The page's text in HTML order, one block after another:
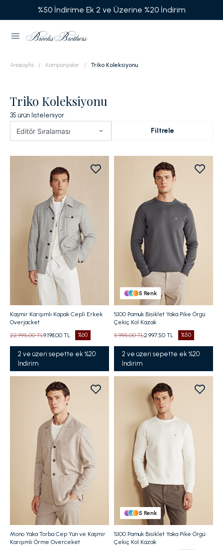
Garanti BBVA'ya Özel Vade Farksız 6 Taksit
Anasayfa Kampanyalar Triko Koleksiyonu
Triko Koleksiyonu
35 ürün listeleniyor
Editör Sıralaması Filtrele
Kaşmir Karışımlı Kapak Cepli Erkek
Overjacket
22.995,00 TL9.198,00 TL %60
2 ve üzeri sepette ek %20
İndirim
5 Renk
%100 Pamuk Bisiklet Yaka Pike Örgü
Çekiç Kol Kazak
5.995,00 TL2.997,50 TL %50
2 ve üzeri sepette ek %20
İndirim
Mono Yaka Torba Cep Yün ve Kaşmir
Karışımlı Örme Overceket
5 Renk
%100 Pamuk Bisiklet Yaka Pike Örgü
Çekiç Kol Kazak